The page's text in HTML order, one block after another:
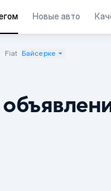
Новые авто
Fiat Байсерке